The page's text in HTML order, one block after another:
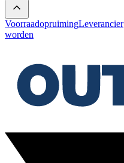
VoorraadopruimingLeverancier
worden